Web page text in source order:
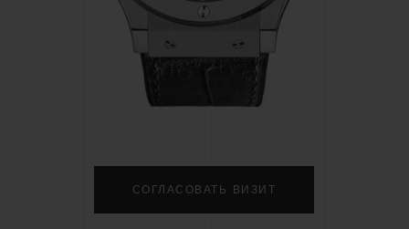
СОГЛАСОВАТЬ ВИЗИТ
BIG BANG
PEACH CERAMIC